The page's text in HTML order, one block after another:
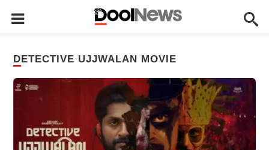
DETECTIVE UJJWALAN MOVIE